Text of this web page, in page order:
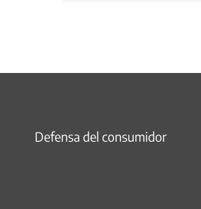
Defensa del consumidor